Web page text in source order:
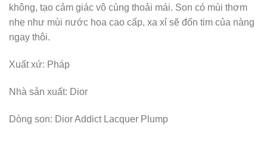
không, tạo cảm giác vô cùng thoải mái. Son có mùi thơm
nhẹ như mùi nước hoa cao cấp, xa xỉ sẽ đốn tim của nàng
ngay thôi.
Xuất xứ: Pháp
Nhà sản xuất: Dior
Dòng son: Dior Addict Lacquer Plump